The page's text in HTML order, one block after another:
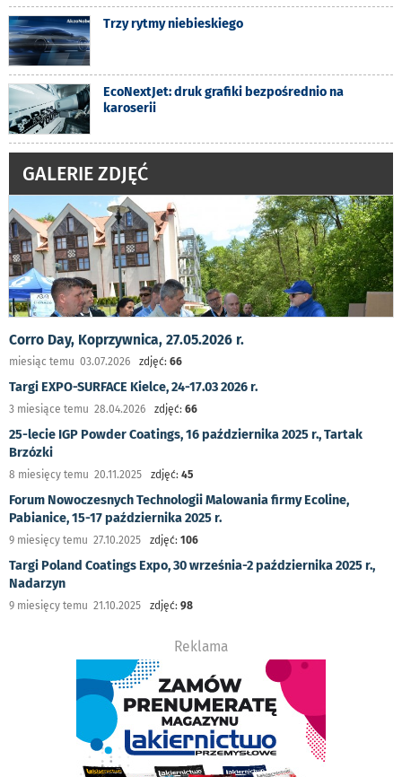
Trzy rytmy niebieskiego
EcoNextJet: druk grafiki bezpośrednio na
karoserii
GALERIE ZDJĘĆ
Corro Day, Koprzywnica, 27.05.2026 r.
miesiąc temu 03.07.2026 zdjęć: 66
Targi EXPO-SURFACE Kielce, 24-17.03 2026 r.
3 miesiące temu 28.04.2026 zdjęć: 66
25-lecie IGP Powder Coatings, 16 października 2025 r., Tartak
Brzózki
8 miesięcy temu 20.11.2025 zdjęć: 45
Forum Nowoczesnych Technologii Malowania firmy Ecoline,
Pabianice, 15-17 października 2025 r.
9 miesięcy temu 27.10.2025 zdjęć: 106
Targi Poland Coatings Expo, 30 września-2 października 2025 r.,
Nadarzyn
9 miesięcy temu 21.10.2025 zdjęć: 98
Reklama